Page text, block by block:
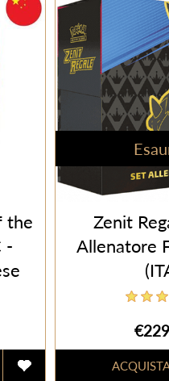
the
-
Zenit
Allenatore